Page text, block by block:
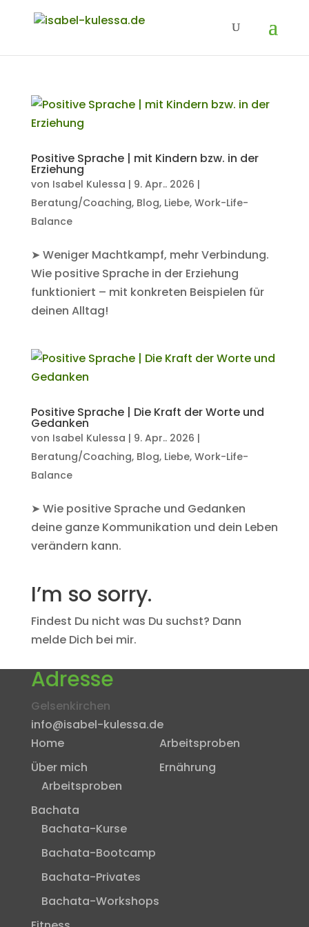
Positive Sprache | mit Kindern bzw. in der
Erziehung
von Isabel Kulessa | 9. Apr.. 2026 |
Beratung/Coaching, Blog, Liebe, Work-Life-
Balance
➤ Weniger Machtkampf, mehr Verbindung.
Wie positive Sprache in der Erziehung
funktioniert – mit konkreten Beispielen für
deinen Alltag!
Positive Sprache | Die Kraft der Worte und
Gedanken
von Isabel Kulessa | 9. Apr.. 2026 |
Beratung/Coaching, Blog, Liebe, Work-Life-
Balance
➤ Wie positive Sprache und Gedanken
deine ganze Kommunikation und dein Leben
verändern kann.
I’m so sorry.
Findest Du nicht was Du suchst? Dann
melde Dich bei mir.
Adresse
Gelsenkirchen
info@isabel-kulessa.de
Home
Über mich
Arbeitsproben
Bachata
Bachata-Kurse
Bachata-Bootcamp
Bachata-Privates
Bachata-Workshops
Arbeitsproben
Ernährung